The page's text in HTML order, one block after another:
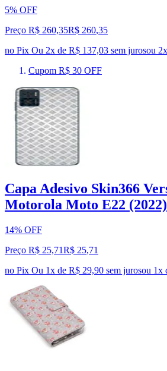
5% OFF
Preço R$ 260,35R$ 260,35
no Pix Ou 2x de R$ 137,03 sem jurosou 2
Cupom R$ 30 OFF
Capa Adesivo Skin366
Motorola Moto E22 (2022)
14% OFF
Preço R$ 25,71R$ 25,71
no Pix Ou 1x de R$ 29,90 sem jurosou 1x